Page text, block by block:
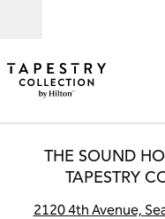
THE SOUND
TAPESTRY
2120 4th Avenue,